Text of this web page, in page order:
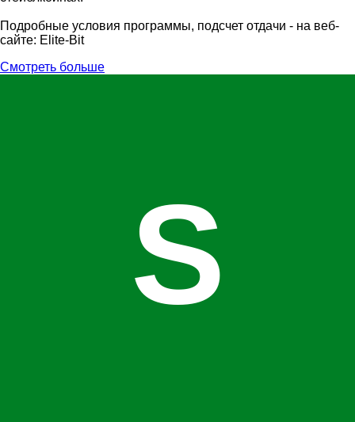
Подробные условия программы, подсчет отдачи - на веб-
сайте: Elite-Bit
Смотреть больше
S